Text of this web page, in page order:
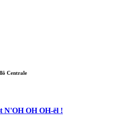
Centrale
N'OH OH OH-ël !